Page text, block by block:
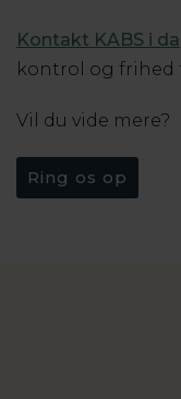
Kontakt KABS i
kontrol og frihed
Vil du vide mere?
Ring os op